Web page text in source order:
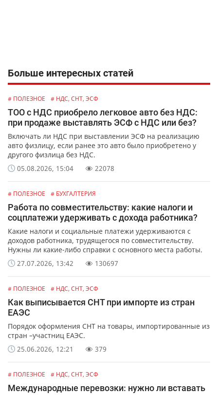
Больше интересных статей
# ПОЛЕЗНОЕ # НДС, СНТ, ЭСФ
ТОО с НДС приобрело легковое авто без НДС:
при продаже выставлять ЭСФ с НДС или без?
Включать ли НДС при выставлении ЭСФ на реализацию
авто физлицу, если ранее это авто было приобретено у
другого физлица без НДС.
05.08.2026, 15:04
22078
# ПОЛЕЗНОЕ # БУХГАЛТЕРИЯ
Работа по совместительству: какие налоги и
соцплатежи удерживать с дохода работника?
Какие налоги и социальные платежи удерживаются с
доходов работника, трудящегося по совместительству.
Нужны ли какие-либо справки с основного места работы.
27.07.2026, 13:42
130697
# ПОЛЕЗНОЕ # НДС, СНТ, ЭСФ
Как выписывается СНТ при импорте из стран
ЕАЭС
Порядок оформления СНТ на товары, импортированные из
стран –участниц ЕАЭС.
25.06.2026, 12:21
379
# ПОЛЕЗНОЕ # НДС, СНТ, ЭСФ
Международные перевозки: нужно ли вставать